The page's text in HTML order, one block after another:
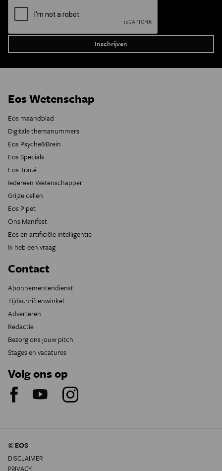
Eos Wetenschap
Eos maandblad
Digitale themanummers
Eos Psyche&Brein
Eos Specials
Eos Tracé
Iedereen Wetenschapper
Grijze cellen
Eos Pipet
Ons Manifest
Eos en artificiële intelligentie
Ik heb een vraag
Contact
Abonnementendienst
Tijdschriftenwinkel
Adverteren
Redactie
Bezorg ons jouw pitch
Stages en vacatures
Volg ons op
© EOS
DISCLAIMER
PRIVACY